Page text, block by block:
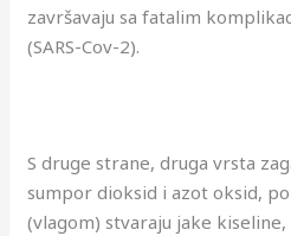
završavaju sa fatalim
(SARS-Cov-2).
S druge strane, druga vrsta
sumpor dioksid i azot oksid,
(vlagom) stvaraju jake